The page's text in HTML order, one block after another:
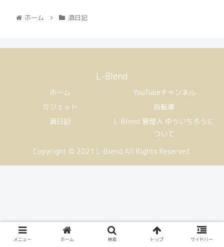
ホーム 酒日記
L-Blend
ホーム
YouTubeチャンネル
ガジェット
自転車
酒日記
L-Blend 管理人 ゆういちろうに
ついて
Copyright © 2021 L-Blend All Rights Reserved.
メニュー ホーム 検索 トップ サイドバー